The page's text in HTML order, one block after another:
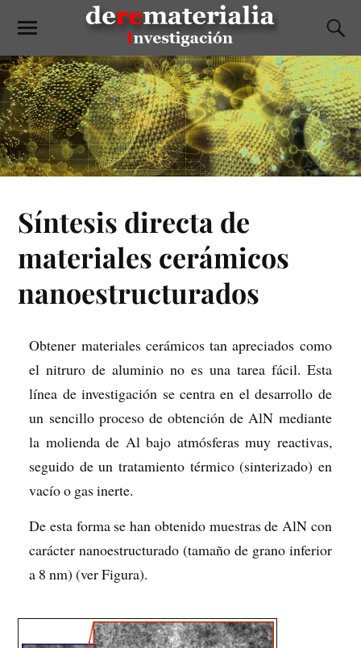
Síntesis directa de
materiales cerámicos
nanoestructurados
Obtener materiales cerámicos tan apreciados como
el nitruro de aluminio no es una tarea fácil. Esta
línea de investigación se centra en el desarrollo de
un sencillo proceso de obtención de AlN mediante
la molienda de Al bajo atmósferas muy reactivas,
seguido de un tratamiento térmico (sinterizado) en
vacío o gas inerte.
De esta forma se han obtenido muestras de AlN con
carácter nanoestructurado (tamaño de grano inferior
a 8 nm) (ver Figura).